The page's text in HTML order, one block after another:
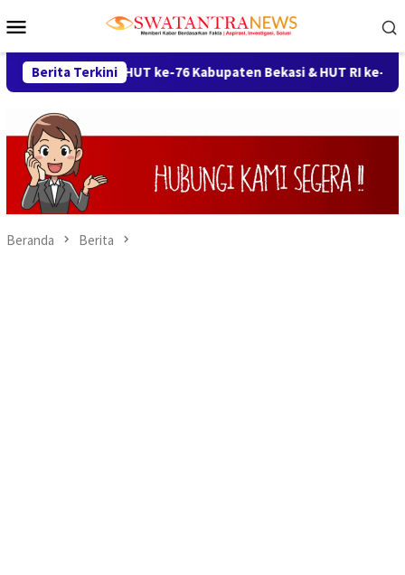
ke
Mobile
Berita Terkini
HUT ke-76 Kabupaten Bekasi & HUT RI ke-81, Kecamatan
Beranda Berita